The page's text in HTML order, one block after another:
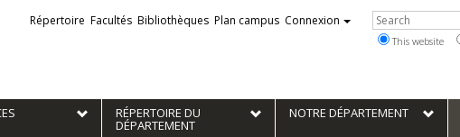
Liens
externes
Répertoire Facultés Bibliothèques Plan campus Connexion Rechercher
This website
RÉPERTOIRE DU
DÉPARTEMENT
NOTRE DÉPARTEMENT